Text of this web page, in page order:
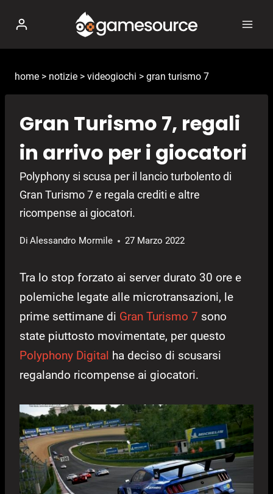
contenuto
home > notizie > videogiochi > gran turismo 7
Gran Turismo 7, regali
in arrivo per i giocatori
Polyphony si scusa per il lancio turbolento di
Gran Turismo 7 e regala crediti e altre
ricompense ai giocatori.
Di Alessandro Mormile 27 Marzo 2022
Tra lo stop forzato ai server durato 30 ore e
polemiche legate alle microtransazioni, le
prime settimane di Gran Turismo 7 sono
state piuttosto movimentate, per questo
Polyphony Digital ha deciso di scusarsi
regalando ricompense ai giocatori.